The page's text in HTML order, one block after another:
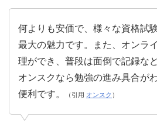
何よりも安価で、様々な資格試
最大の魅力です。また、オンラ
理ができ、普段は面倒で記録な
オンスクなら勉強の進み具合が
便利です。
（引用 オンスク ）